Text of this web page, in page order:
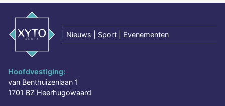
Nieuws | Sport | Evenementen
Hoofdvestiging:
van Benthuizenlaan 1
1701 BZ Heerhugowaard